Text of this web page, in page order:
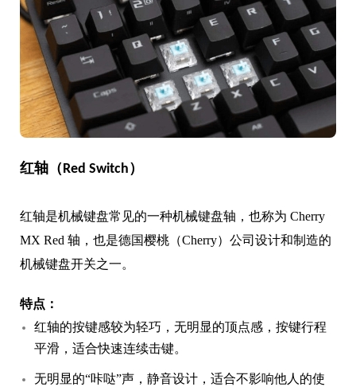
红轴（Red Switch）
红轴是机械键盘常见的一种机械键盘轴，也称为 Cherry
MX Red 轴，也是德国樱桃（Cherry）公司设计和制造的
机械键盘开关之一。
特点：
红轴的按键感较为轻巧，无明显的顶点感，按键行程
平滑，适合快速连续击键。
无明显的“咔哒”声，静音设计，适合不影响他人的使